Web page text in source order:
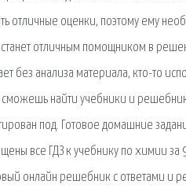
отличные оценки, поэтому ему
станет отличным помощником в
без анализа материала, кто-то
найти учебники и
под. Готовое домашние
все ГДЗ к учебнику по химии
онлайн решебник с ответами и